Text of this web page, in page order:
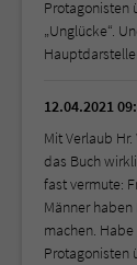
Protagonisten
„Unglücke“.
12.04.2021
Mit Verlaub
das Buch
fast vermute:
Männer
machen. Habe
Protagonisten